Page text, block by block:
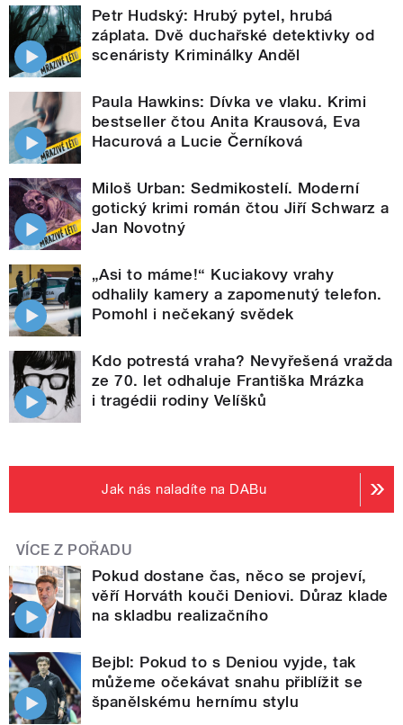
Petr Hudský: Hrubý pytel, hrubá
záplata. Dvě duchařské detektivky od
scenáristy Kriminálky Anděl
Paula Hawkins: Dívka ve vlaku. Krimi
bestseller čtou Anita Krausová, Eva
Hacurová a Lucie Černíková
Miloš Urban: Sedmikostelí. Moderní
gotický krimi román čtou Jiří Schwarz a
Jan Novotný
„Asi to máme!“ Kuciakovy vrahy
odhalily kamery a zapomenutý telefon.
Pomohl i nečekaný svědek
Kdo potrestá vraha? Nevyřešená vražda
ze 70. let odhaluje Františka Mrázka
i tragédii rodiny Velíšků
Jak nás naladíte na DABu
VÍCE Z POŘADU
Pokud dostane čas, něco se projeví,
věří Horváth kouči Deniovi. Důraz klade
na skladbu realizačního
Bejbl: Pokud to s Deniou vyjde, tak
můžeme očekávat snahu přiblížit se
španělskému hernímu stylu